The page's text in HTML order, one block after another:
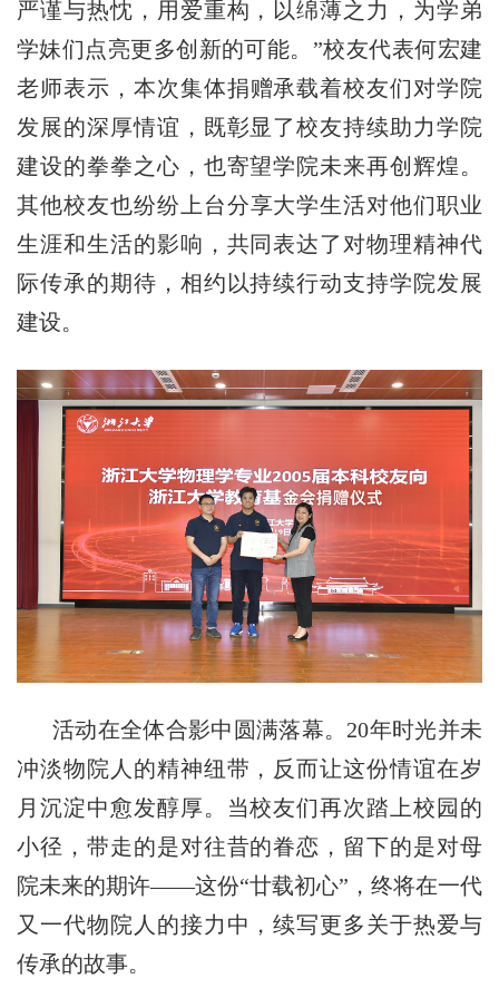
严谨与热忱，用爱重构， 以绵薄之力， 为学弟
学妹们点亮更多创新的可能。 ”校友代表何宏建
老师表示 ， 本次集体捐赠承载着校友们对学院
发展的深厚情谊，既彰显了校友持续助力学院
建设的拳拳之心， 也寄望学院未来再创辉煌。
其他校友也纷纷 上台分享大学生活对他们职业
生涯和生活的影响， 共同表达了对物理精神代
际传承的期待，相约以持续行动支持学院发展
建设。
活动在全体合影中圆满落幕。 20年时光并未
冲淡物院人的精神纽带，反而让这份情谊在岁
月沉淀中愈发醇厚。当校友们再次踏上校园的
小径，带走的是对往昔的眷恋，留下的是对母
院未来的期许——这份“廿载初心”，终将在一代
又一代物院人的接力中，续写更多关于热爱与
传承的故事。